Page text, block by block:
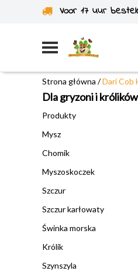
Voor 17 uur
Wysyłka z
Strona główna /Dari Cob
Dla gryzoni i
Produkty
Mysz
Chomik
Myszoskoczek
Szczur
Szczur karłowaty
Świnka morska
Królik
Szynszyla